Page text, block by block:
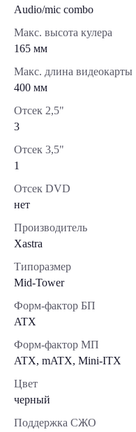
Audio/mic combo
Макс. высота кулера
165 мм
Макс. длина видеокарты
400 мм
Отсек 2,5"
3
Отсек 3,5"
1
Отсек DVD
нет
Производитель
Xastra
Типоразмер
Mid-Tower
Форм-фактор БП
ATX
Форм-фактор МП
ATX, mATX, Mini-ITX
Цвет
черный
Поддержка СЖО